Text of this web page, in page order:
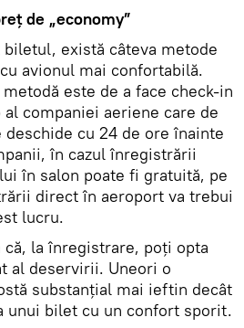
de „economy”
biletul, există câteva metode
avionul mai confortabilă.
este de a face check-in
companiei aeriene care de
cu 24 de ore înainte
în cazul înregistrării
în salon poate fi gratuită, pe
direct în aeroport va trebui
lucru.
că, la înregistrare, poți opta
al deservirii. Uneori o
substanțial mai ieftin decât
unui bilet cu un confort sporit.